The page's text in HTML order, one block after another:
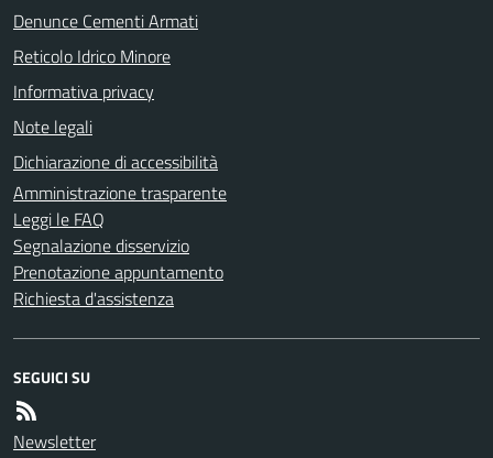
Denunce Cementi Armati
Reticolo Idrico Minore
Informativa privacy
Note legali
Dichiarazione di accessibilità
Amministrazione trasparente
Leggi le FAQ
Segnalazione disservizio
Prenotazione appuntamento
Richiesta d'assistenza
SEGUICI SU
Newsletter